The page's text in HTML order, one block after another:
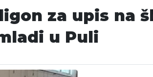
za upis na
u Puli